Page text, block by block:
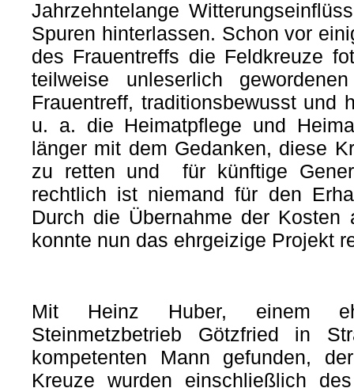
Jahrzehntelange
Spuren hinterlassen. Schon vor
des Frauentreffs die Feldkreuze
teilweise unleserlich
Frauentreff, traditionsbewusst und
u. a. die Heimatpflege und
länger mit dem Gedanken, diese
zu retten und für künftige
rechtlich ist niemand für den
Durch die Übernahme der
konnte nun das ehrgeizige Projekt
Mit Heinz Huber, einem
Steinmetzbetrieb Götzfried in
kompetenten Mann gefunden,
Kreuze wurden einschließlich